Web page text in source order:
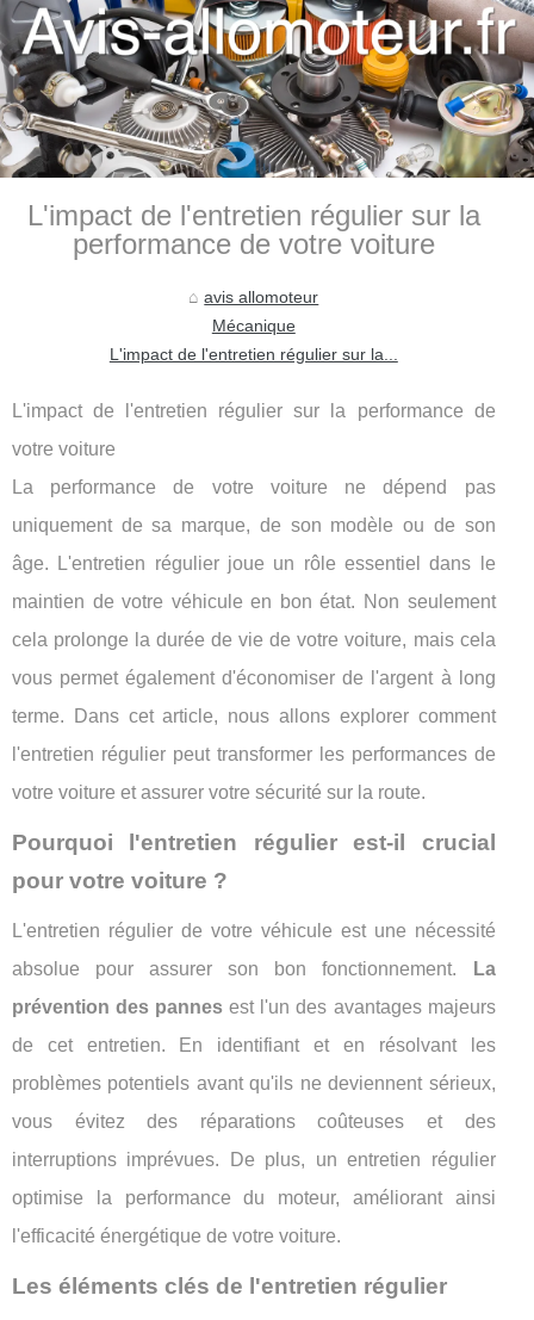
L'impact de l'entretien régulier sur la
performance de votre voiture
avis allomoteur
Mécanique
L'impact de l'entretien régulier sur la...
L'impact de l'entretien régulier sur la performance de
votre voiture
La performance de votre voiture ne dépend pas
uniquement de sa marque, de son modèle ou de son
âge. L'entretien régulier joue un rôle essentiel dans le
maintien de votre véhicule en bon état. Non seulement
cela prolonge la durée de vie de votre voiture, mais cela
vous permet également d'économiser de l'argent à long
terme. Dans cet article, nous allons explorer comment
l'entretien régulier peut transformer les performances de
votre voiture et assurer votre sécurité sur la route.
Pourquoi l'entretien régulier est-il crucial
pour votre voiture ?
L'entretien régulier de votre véhicule est une nécessité
absolue pour assurer son bon fonctionnement.
La
prévention des pannes est l'un des avantages majeurs
de cet entretien. En identifiant et en résolvant les
problèmes potentiels avant qu'ils ne deviennent sérieux,
vous évitez des réparations coûteuses et des
interruptions imprévues. De plus, un entretien régulier
optimise la performance du moteur, améliorant ainsi
l'efficacité énergétique de votre voiture.
Les éléments clés de l'entretien régulier